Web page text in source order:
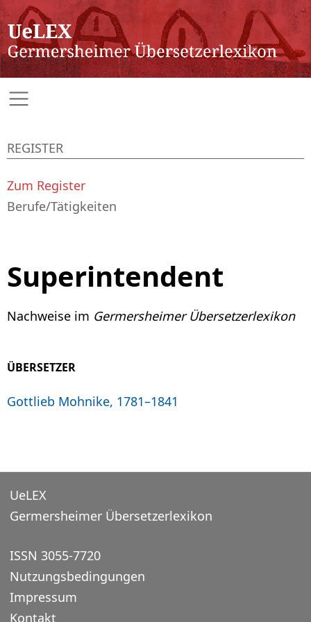
Superintendent
Nachweise im Germersheimer Übersetzerlexikon
ÜBERSETZER
Gottlieb Mohnike, 1781–1841
REGISTER
Zum Register
Berufe/Tätigkeiten
UeLEX
Germersheimer Übersetzerlexikon
ISSN 3055-7720
Nutzungsbedingungen
Impressum
Kontakt